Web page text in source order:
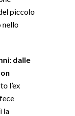
piccolo
nello
dalle
l’ex
la